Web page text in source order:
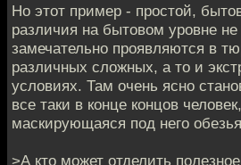
Но этот пример - простой,
различия на бытовом уровне
замечательно проявляются в
различных сложных, а то и
условиях. Там очень ясно
все таки в конце концов
маскирующаяся под него
>А кто может отделить